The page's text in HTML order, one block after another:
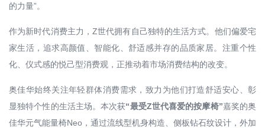
的力量”。
作为新时代消费主力，Z世代拥有自己独特的生活方式。他们偏爱宅
家生活，追求高颜值、智能化、舒适感并存的品质家居。注重个性
化、仪式感的悦己型消费观，正推动着市场消费结构的改变。
奥佳华始终关注年轻群体消费需求，致力为他们打造舒适安心、彰
显独特个性的生活主场。本次获“最受Z世代喜爱的按摩椅”嘉奖的奥
佳华元气能量椅Neo，通过流线型机身构造、侧板钻石纹设计，外加